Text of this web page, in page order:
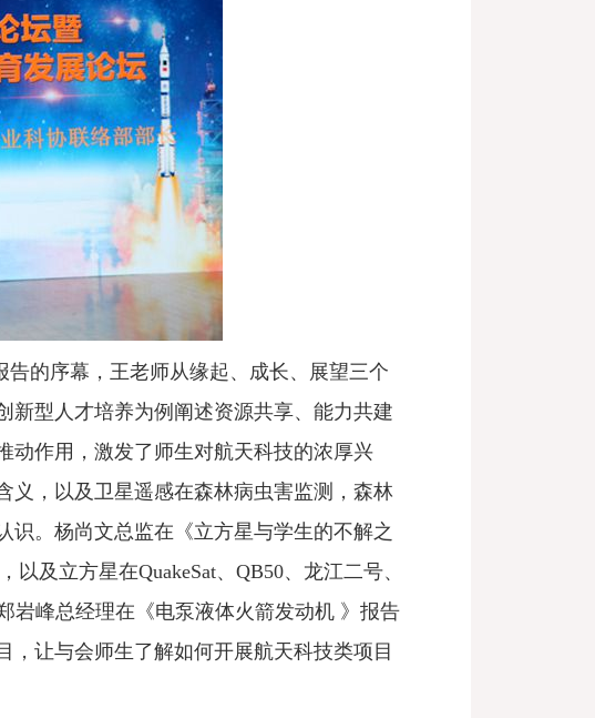
告的序幕，王老师从缘起、成长、展望三个
新型人才培养为例阐述资源共享、能力共建
动作用，激发了师生对航天科技的浓厚兴
义，以及卫星遥感在森林病虫害监测，森林
识。杨尚文总监在《立方星与学生的不解之
以及立方星在QuakeSat、QB50、龙江二号、
岩峰总经理在《电泵液体火箭发动机 》报告
让与会师生了解如何开展航天科技类项目